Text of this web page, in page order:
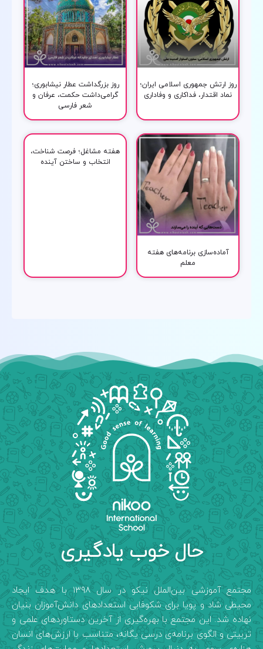
روز ارتش جمهوری اسلامی ایران؛
نماد اقتدار، فداکاری و وفاداری
روز بزرگداشت عطار نیشابوری؛
گرامی‌داشت حکمت، عرفان و
شعر فارسی
آماده‌سازی برنامه‌های هفته
معلم
هفته مشاغل؛ فرصت شناخت،
انتخاب و ساختن آینده
حال خوب یادگیری
مجتمع آموزشی بین‌الملل نیکو در سال ۱۳۹۸ با هدف ایجاد
محیطی شاد و پویا برای شکوفایی استعدادهای دانش‌آموزان بنیان
نهاده شد. این مجتمع با بهره‌گیری از آخرین دستاوردهای علمی و
تربیتی و الگوی برنامه‌ی درسی یگانه، متناسب با ارزش‌های انسان